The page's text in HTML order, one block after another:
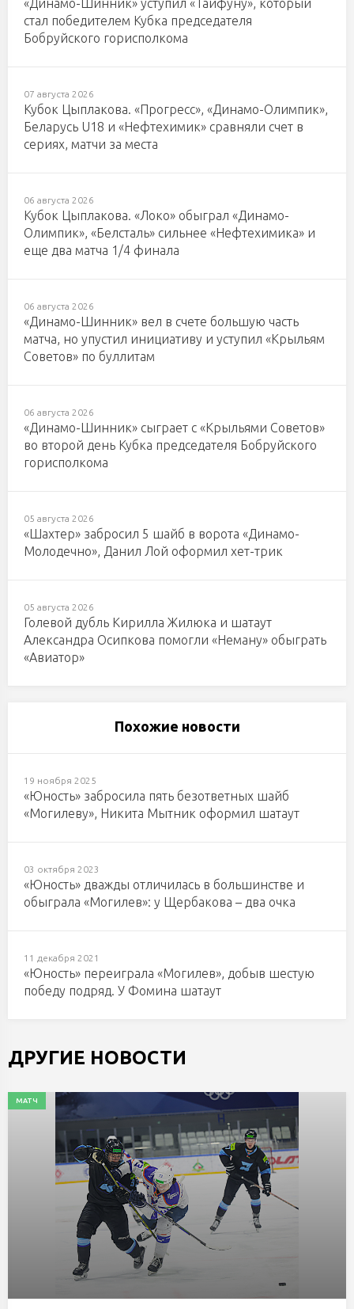
«Динамо-Шинник» уступил «Тайфуну», который
стал победителем Кубка председателя
Бобруйского горисполкома
07 августа 2026
Кубок Цыплакова. «Прогресс», «Динамо-Олимпик»,
Беларусь U18 и «Нефтехимик» сравняли счет в
сериях, матчи за места
06 августа 2026
Кубок Цыплакова. «Локо» обыграл «Динамо-
Олимпик», «Белсталь» сильнее «Нефтехимика» и
еще два матча 1/4 финала
06 августа 2026
«Динамо-Шинник» вел в счете большую часть
матча, но упустил инициативу и уступил «Крыльям
Советов» по буллитам
06 августа 2026
«Динамо-Шинник» сыграет с «Крыльями Советов»
во второй день Кубка председателя Бобруйского
горисполкома
05 августа 2026
«Шахтер» забросил 5 шайб в ворота «Динамо-
Молодечно», Данил Лой оформил хет-трик
05 августа 2026
Голевой дубль Кирилла Жилюка и шатаут
Александра Осипкова помогли «Неману» обыграть
«Авиатор»
Похожие новости
19 ноября 2025
«Юность» забросила пять безответных шайб
«Могилеву», Никита Мытник оформил шатаут
03 октября 2023
«Юность» дважды отличилась в большинстве и
обыграла «Могилев»: у Щербакова – два очка
11 декабря 2021
«Юность» переиграла «Могилев», добыв шестую
победу подряд. У Фомина шатаут
ДРУГИЕ НОВОСТИ
МАТЧ